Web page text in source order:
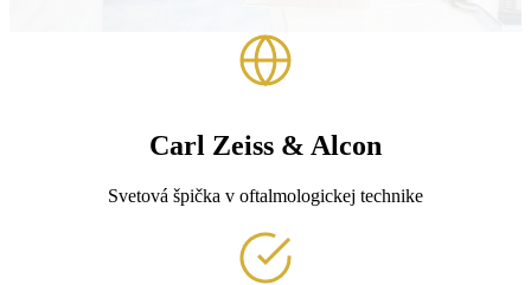
Carl Zeiss & Alcon
Svetová špička v oftalmologickej technike